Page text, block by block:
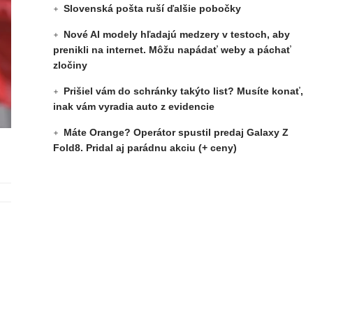
Slovenská pošta ruší ďalšie pobočky
Nové AI modely hľadajú medzery v testoch, aby
prenikli na internet. Môžu napádať weby a páchať
zločiny
Prišiel vám do schránky takýto list? Musíte konať,
inak vám vyradia auto z evidencie
Máte Orange? Operátor spustil predaj Galaxy Z
Fold8. Pridal aj parádnu akciu (+ ceny)